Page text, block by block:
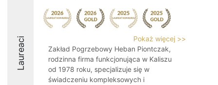
Laureaci
Pokaż więcej >>
Zakład Pogrzebowy Heban Piontczak,
rodzinna firma funkcjonująca w Kaliszu
od 1978 roku, specjalizuje się w
świadczeniu kompleksowych i